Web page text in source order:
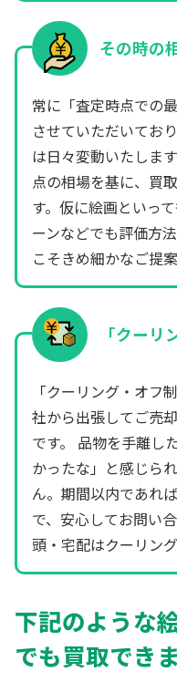
その時の
常に「査定時点での
させていただいてお
は日々変動いたしま
点の相場を基に、買
す。仮に絵画といっ
ーンなどでも評価方
こそきめ細かなご提
「クーリ
「クーリング・オフ
社から出張してご売
です。 品物を手離し
かったな」と感じら
ん。期間以内であれ
で、安心してお問い
頭・宅配はクーリン
下記のような
でも買取でき